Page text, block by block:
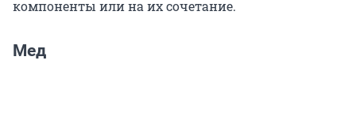
компоненты или на их сочетание.
Мед